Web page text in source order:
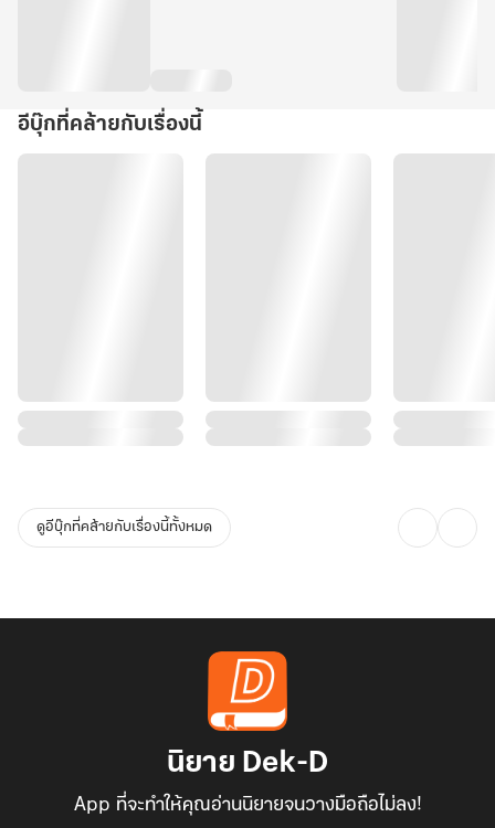
อีบุ๊กที่คล้ายกับเรื่องนี้
ดูอีบุ๊กที่คล้ายกับเรื่องนี้ทั้งหมด
นิยาย Dek-D
App ที่จะทำให้คุณอ่านนิยายจนวางมือถือไม่ลง!